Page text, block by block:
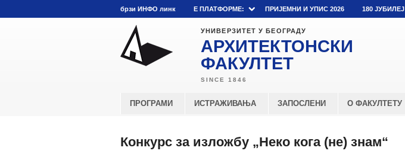
брзи ИНФО линк E ПЛАТФОРМЕ: ПРИЈЕМНИ И УПИС 2026 180 ЈУБИЛЕЈ
УНИВЕРЗИТЕТ У БЕОГРАДУ
АРХИТЕКТОНСКИ
ФАКУЛТЕТ
ПРОГРАМИ ИСТРАЖИВАЊА ЗАПОСЛЕНИ О ФАКУЛТЕТУ
Конкурс за изложбу „Неко кога (не) знам“